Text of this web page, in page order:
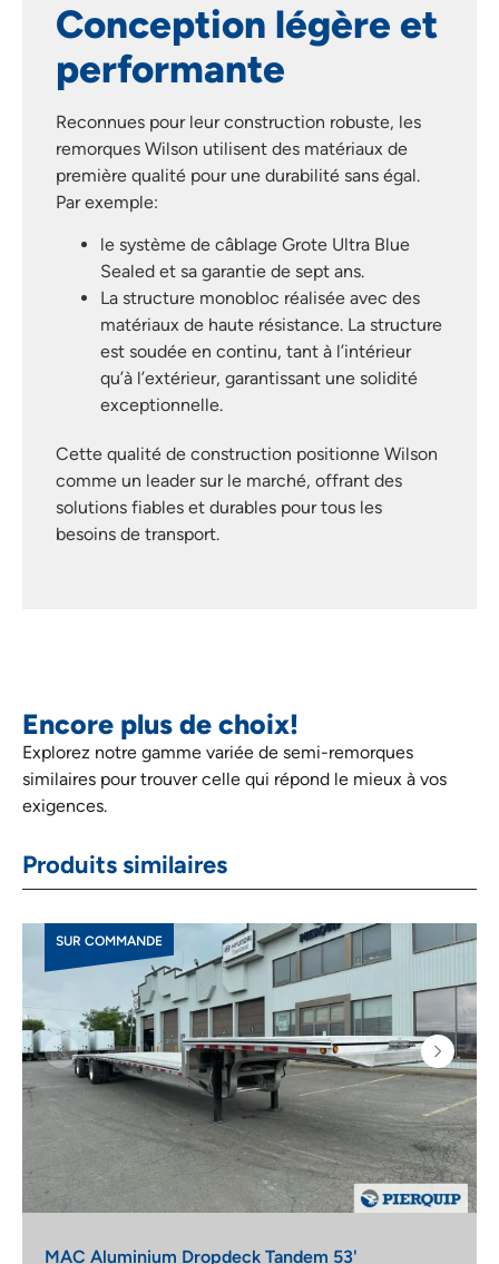
Conception légère et
performante
Reconnues pour leur construction robuste, les
remorques Wilson utilisent des matériaux de
première qualité pour une durabilité sans égal.
Par exemple:
le système de câblage Grote Ultra Blue
Sealed et sa garantie de sept ans.
La structure monobloc réalisée avec des
matériaux de haute résistance. La structure
est soudée en continu, tant à l’intérieur
qu’à l’extérieur, garantissant une solidité
exceptionnelle.
Cette qualité de construction positionne Wilson
comme un leader sur le marché, offrant des
solutions fiables et durables pour tous les
besoins de transport.
Encore plus de choix!
Explorez notre gamme variée de semi-remorques
similaires pour trouver celle qui répond le mieux à vos
exigences.
Produits similaires
SUR COMMANDE
MAC Aluminium Dropdeck Tandem 53'